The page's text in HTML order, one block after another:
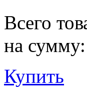
Всего
на сумму:
Купить